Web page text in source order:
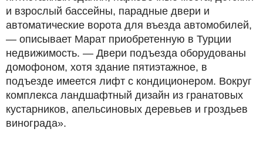
и взрослый бассейны, парадные двери и
автоматические ворота для въезда автомобилей,
— описывает Марат приобретенную в Турции
недвижимость. — Двери подъезда оборудованы
домофоном, хотя здание пятиэтажное, в
подъезде имеется лифт с кондиционером. Вокруг
комплекса ландшафтный дизайн из гранатовых
кустарников, апельсиновых деревьев и гроздьев
винограда».